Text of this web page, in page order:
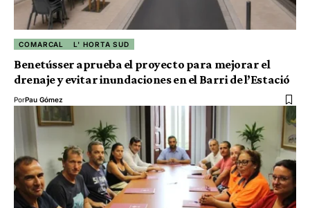
COMARCAL L' HORTA SUD
Benetússer aprueba el proyecto para mejorar el
drenaje y evitar inundaciones en el Barri de l’Estació
PorPau Gómez